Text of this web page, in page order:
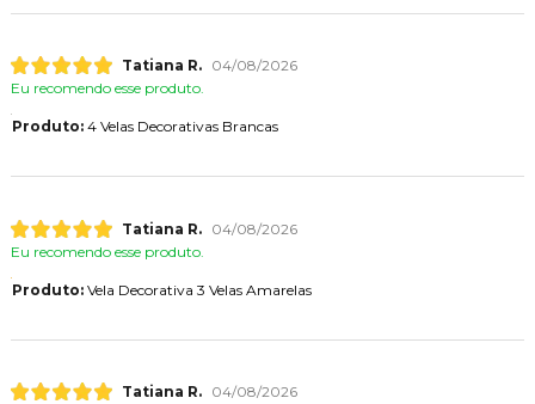
Tatiana R.
04/08/2026
Eu recomendo esse produto.
Produto:4 Velas Decorativas Brancas
Tatiana R.
04/08/2026
Eu recomendo esse produto.
Produto:Vela Decorativa 3 Velas Amarelas
Tatiana R.
04/08/2026